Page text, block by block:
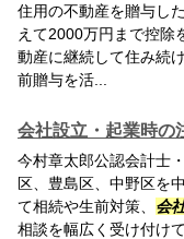
住用の不動産を贈与し
えて2000万円まで控除
動産に継続して住み続
前贈与を活...
会社設立・起業時の
今村章太郎公認会計士・
区、豊島区、中野区を中
て相続や生前対策、 会
相談を幅広く受け付け